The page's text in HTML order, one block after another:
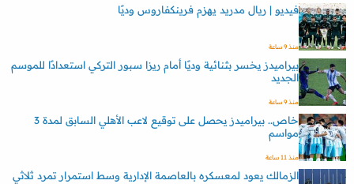
فيديو | ريال مدريد يهزم فرينكفاروس وديًا
منذ 9 ساعة
بيراميدز يخسر بثنائية وديًا أمام ريزا سبور التركي استعدادًا للموسم
الجديد
منذ 9 ساعة
خاص.. بيراميدز يحصل على توقيع لاعب الأهلي السابق لمدة 3
مواسم
منذ 11 ساعة
الزمالك يعود لمعسكره بالعاصمة الإدارية وسط استمرار تمرد ثلاثي